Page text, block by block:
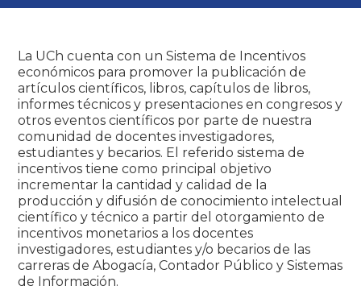
La UCh cuenta con un Sistema de Incentivos
económicos para promover la publicación de
artículos científicos, libros, capítulos de libros,
informes técnicos y presentaciones en congresos y
otros eventos científicos por parte de nuestra
comunidad de docentes investigadores,
estudiantes y becarios. El referido sistema de
incentivos tiene como principal objetivo
incrementar la cantidad y calidad de la
producción y difusión de conocimiento intelectual
científico y técnico a partir del otorgamiento de
incentivos monetarios a los docentes
investigadores, estudiantes y/o becarios de las
carreras de Abogacía, Contador Público y Sistemas
de Información.